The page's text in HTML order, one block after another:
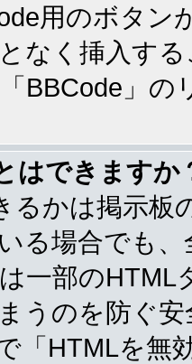
用のボタン
なく挿入す
BBCode」
はできますか
るかは掲示板
る場合でも
一部の
うのを防ぐ
「HTMLを無